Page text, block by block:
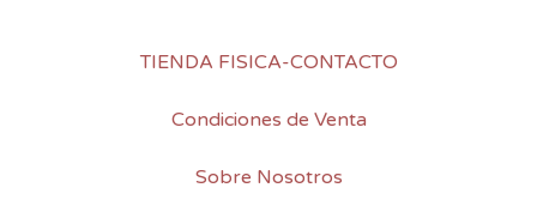
TIENDA FISICA-CONTACTO
Condiciones de Venta
Sobre Nosotros